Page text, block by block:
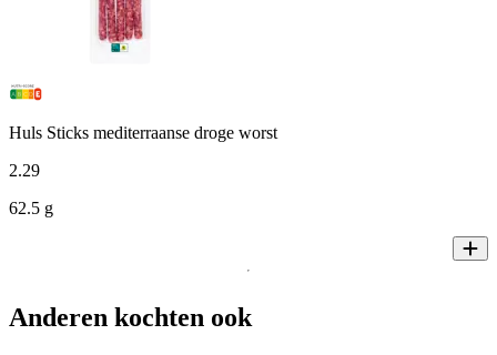
Huls Sticks mediterraanse droge worst
2.29
62.5 g
Anderen kochten ook